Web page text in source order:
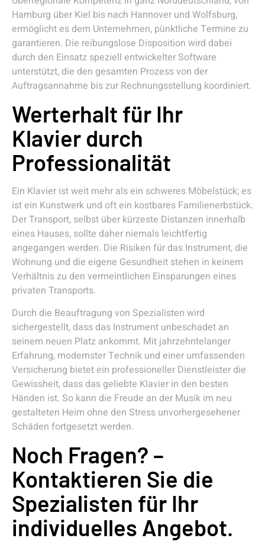
Hamburg über Kiel bis nach Hannover und Wolfsburg,
ermöglicht es dem Unternehmen, pünktliche Termine zu
garantieren. Die reibungslose Disposition wird dabei
durch den Einsatz speziell entwickelter Software
unterstützt, die den gesamten Prozess von der
Auftragsannahme bis zur Rechnungsstellung koordiniert.
Werterhalt für Ihr
Klavier durch
Professionalität
Ein Klavier ist weit mehr als ein schweres Möbelstück; es
ist ein Kunstwerk und oft ein kostbares Familienerbstück.
Der Transport, selbst über kürzeste Distanzen innerhalb
eines Hauses, sollte daher niemals leichtfertig
angegangen werden. Die Risiken für das Instrument, die
Wohnung und die eigene Gesundheit stehen in keinem
Verhältnis zu den vermeintlichen Einsparungen eines
privaten Transports.
Durch die Beauftragung von Spezialisten wird
sichergestellt, dass das Instrument unbeschadet an
seinem neuen Platz ankommt. Mit jahrzehntelanger
Erfahrung, modernster Technik und einer umfassenden
Versicherung bietet ein professioneller Dienstleister die
Gewissheit, dass das geliebte Klavier in den besten
Händen ist. So kann die Freude an der Musik im neu
gestalteten Heim ohne den Stress unvorhergesehener
Schäden fortgesetzt werden.
Noch Fragen? –
Kontaktieren Sie die
Spezialisten für Ihr
individuelles Angebot.